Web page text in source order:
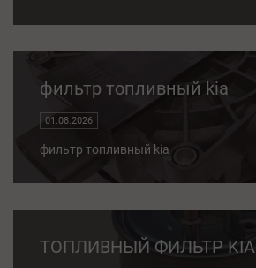
фильтр топливный kia
01.08.2026
фильтр топливный kia
ТОПЛИВНЫЙ ФИЛЬТР KIA